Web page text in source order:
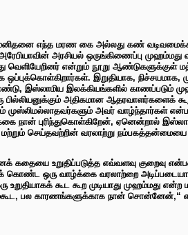
மனிதனை எந்த மரண கை அல்லது கண் வடிவமைக்க
அரசியல் ஒருங்கிணைப்பு முஹம்மது
என்றும் நூறு ஆண்டுகளுக்குள்
ஒப்புக்கொள்கிறார்கள். இறுதியாக, நிச்சயமாக,
இஸ்லாமிய இலக்கியங்களில் காணப்படும்
பில்லியனுக்கும் அதிகமான ஆதரவாளர்களைக்
முஸ்லிமல்லாதவர்களும் அவர் வாழ்ந்தார்கள்
நான் புரிந்துகொள்கிறேன், ஏனென்றால்
செய்தவற்றின் வரலாற்று நம்பகத்தன்மையை
கதையை உறுதிப்படுத்த எவ்வளவு குறைவு
கொண்ட ஒரு வாழ்க்கை வரலாற்றை
கூட கூற முடியாது முஹம்மது
பல காரணங்களுக்காக நான் சொன்னேன்,“